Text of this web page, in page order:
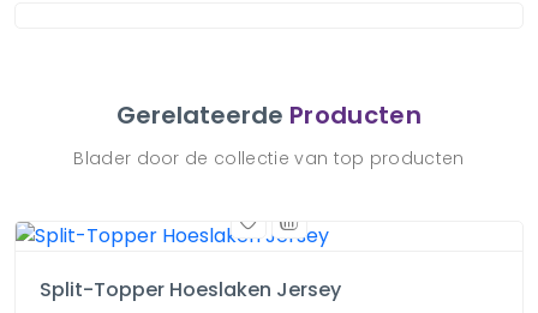
Gerelateerde Producten
Blader door de collectie van top producten
Split-Topper Hoeslaken Jersey